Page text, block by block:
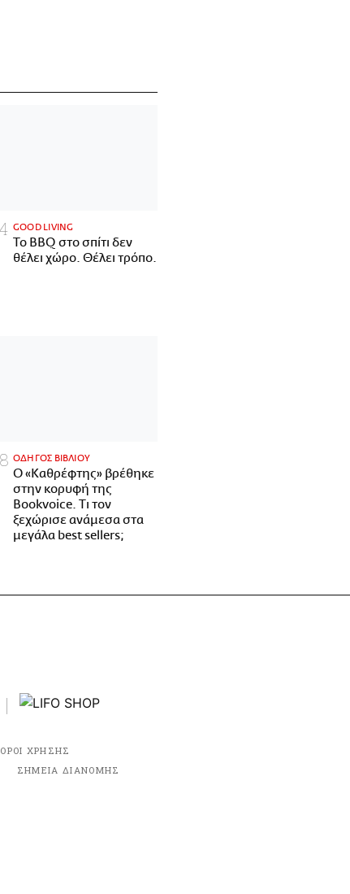
GOOD LIVING
Το BBQ στο σπίτι δεν
θέλει χώρο. Θέλει τρόπο.
ΟΔΗΓΟΣ ΒΙΒΛΙΟΥ
Ο «Καθρέφτης» βρέθηκε
στην κορυφή της
Bookvoice. Τι τον
ξεχώρισε ανάμεσα στα
μεγάλα best sellers;
ΟΡΟΙ ΧΡΗΣΗΣ
ΣΗΜΕΙΑ ΔΙΑΝΟΜΗΣ